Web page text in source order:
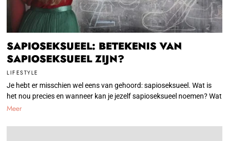
SAPIOSEKSUEEL: BETEKENIS VAN
SAPIOSEKSUEEL ZIJN?
LIFESTYLE
Je hebt er misschien wel eens van gehoord: sapioseksueel. Wat is
het nou precies en wanneer kan je jezelf sapioseksueel noemen? Wat
Meer